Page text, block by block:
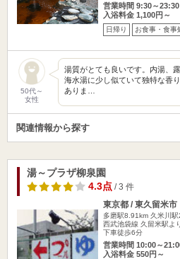
営業時間 9:30～23:30
入浴料金 1,100円～
日帰り お食事・食事
50代～
女性
湯質がとても良いです。内湯、
海水湯に少し似ていて独特な香
ありま…
関連情報から探す
湯～プラザ柳泉園
4.3点/ 3 件
東京都 / 東久留米市
多磨駅8.91km 久米川
西武池袋線 久留米駅よ
下車徒歩6分
営業時間 10:00～
入浴料金 550円～